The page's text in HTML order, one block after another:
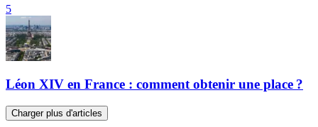
5
Léon XIV en France : comment obtenir une place ?
Charger plus d'articles